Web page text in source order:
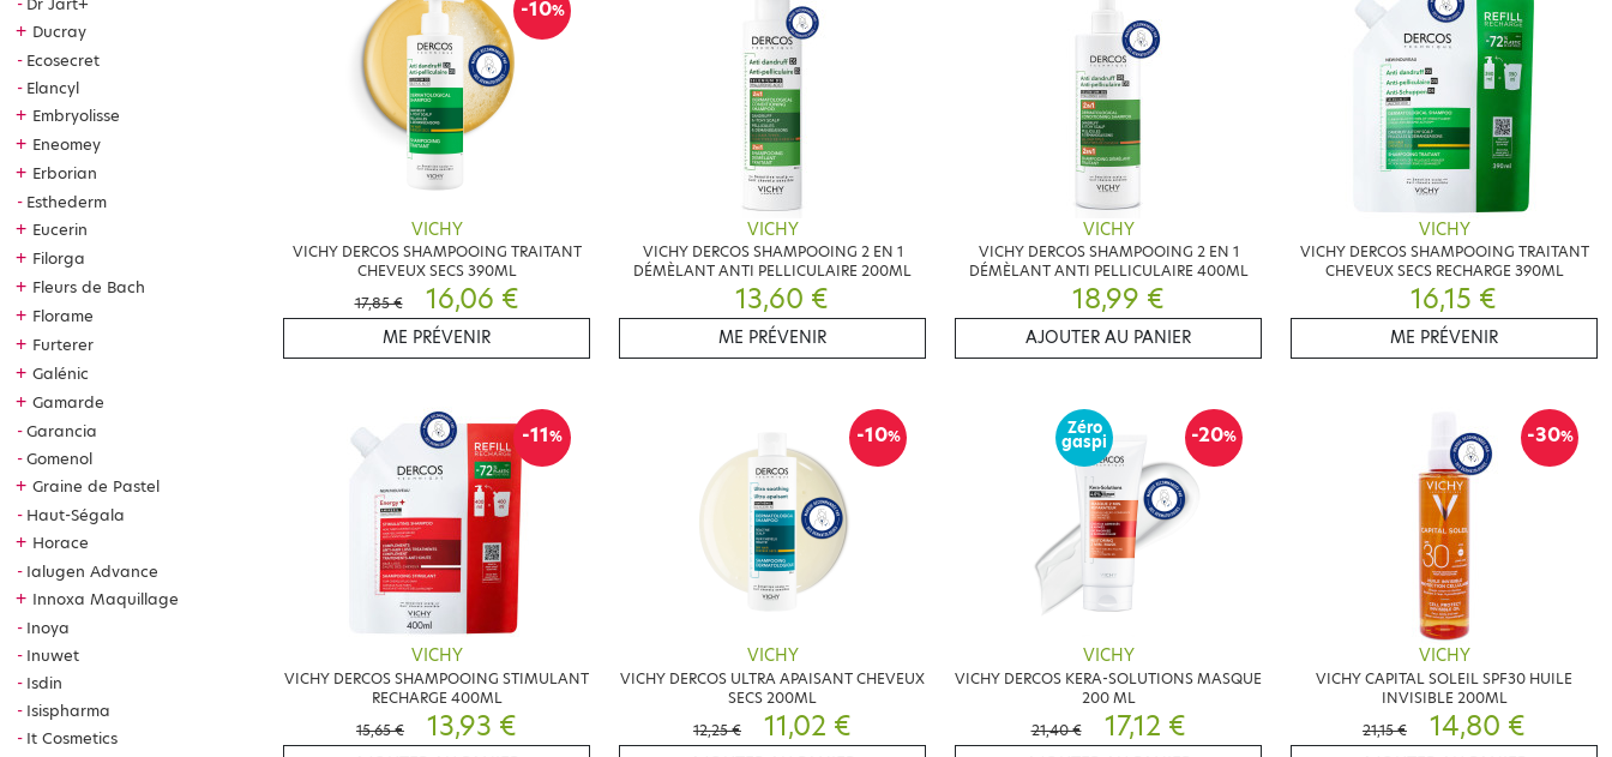
+ Ducray
Ecosecret
Elancyl
+ Embryolisse
+ Eneomey
+ Erborian
Esthederm
+ Eucerin
+ Filorga
+ Fleurs de Bach
+ Florame
+ Furterer
+ Galénic
+ Gamarde
Garancia
Gomenol
+ Graine de Pastel
Haut-Ségala
+ Horace
Ialugen Advance
+ Innoxa Maquillage
Inoya
Inuwet
Isdin
Isispharma
It Cosmetics
-10%
VICHY
VICHY DERCOS SHAMPOOING TRAITANT
CHEVEUX SECS 390ML
17,85 €
16,06 €
ME PRÉVENIR
VICHY
VICHY DERCOS SHAMPOOING 2 EN 1
DÉMÈLANT ANTI PELLICULAIRE 200ML
13,60 €
ME PRÉVENIR
VICHY
VICHY DERCOS SHAMPOOING 2 EN 1
DÉMÈLANT ANTI PELLICULAIRE 400ML
18,99 €
AJOUTER AU PANIER
VICHY
VICHY DERCOS SHAMPOOING TRAITANT
CHEVEUX SECS RECHARGE 390ML
16,15 €
ME PRÉVENIR
-11%
VICHY
VICHY DERCOS SHAMPOOING STIMULANT
RECHARGE 400ML
15,65 €
13,93 €
-10%
VICHY
VICHY DERCOS ULTRA APAISANT CHEVEUX
SECS 200ML
12,25 €
11,02 €
-20%
Zéro
gaspi
VICHY
VICHY DERCOS KERA-SOLUTIONS MASQUE
200 ML
21,40 €
17,12 €
-30%
VICHY
VICHY CAPITAL SOLEIL SPF30 HUILE
INVISIBLE 200ML
21,15 €
14,80 €